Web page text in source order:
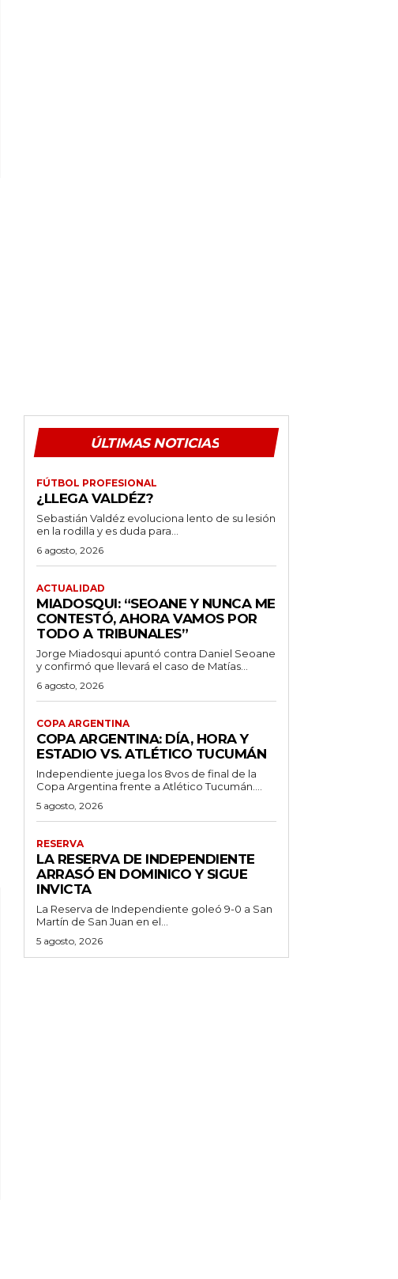
ÚLTIMAS NOTICIAS
FÚTBOL PROFESIONAL
¿LLEGA VALDÉZ?
Sebastián Valdéz evoluciona lento de su lesión
en la rodilla y es duda para...
6 agosto, 2026
ACTUALIDAD
MIADOSQUI: “SEOANE Y NUNCA ME
CONTESTÓ, AHORA VAMOS POR
TODO A TRIBUNALES”
Jorge Miadosqui apuntó contra Daniel Seoane
y confirmó que llevará el caso de Matías...
6 agosto, 2026
COPA ARGENTINA
COPA ARGENTINA: DÍA, HORA Y
ESTADIO VS. ATLÉTICO TUCUMÁN
Independiente juega los 8vos de final de la
Copa Argentina frente a Atlético Tucumán....
5 agosto, 2026
RESERVA
LA RESERVA DE INDEPENDIENTE
ARRASÓ EN DOMINICO Y SIGUE
INVICTA
La Reserva de Independiente goleó 9-0 a San
Martín de San Juan en el...
5 agosto, 2026